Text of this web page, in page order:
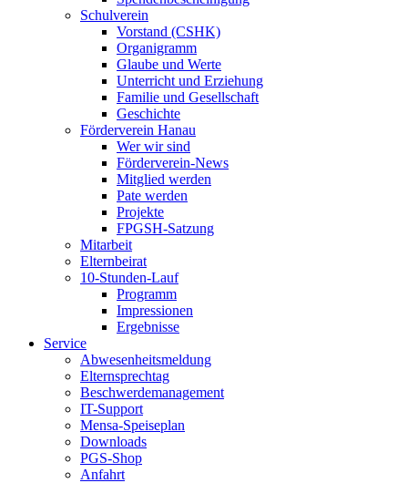
Schulverein
Vorstand (CSHK)
Organigramm
Glaube und Werte
Unterricht und Erziehung
Familie und Gesellschaft
Geschichte
Förderverein Hanau
Wer wir sind
Förderverein-News
Mitglied werden
Pate werden
Projekte
FPGSH-Satzung
Mitarbeit
Elternbeirat
10-Stunden-Lauf
Programm
Impressionen
Ergebnisse
Service
Abwesenheitsmeldung
Elternsprechtag
Beschwerdemanagement
IT-Support
Mensa-Speiseplan
Downloads
PGS-Shop
Anfahrt